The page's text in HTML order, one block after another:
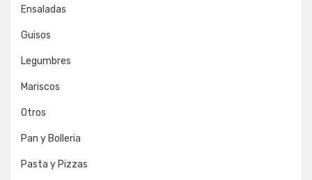
Ensaladas
Guisos
Legumbres
Mariscos
Otros
Pan y Bolleria
Pasta y Pizzas